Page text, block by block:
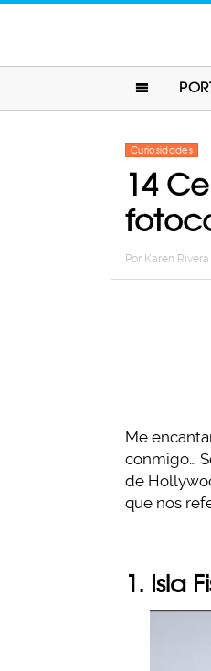
Curiosidades
14
Por Karen Rivera
Me
conmigo…
de
que nos
1. Isla